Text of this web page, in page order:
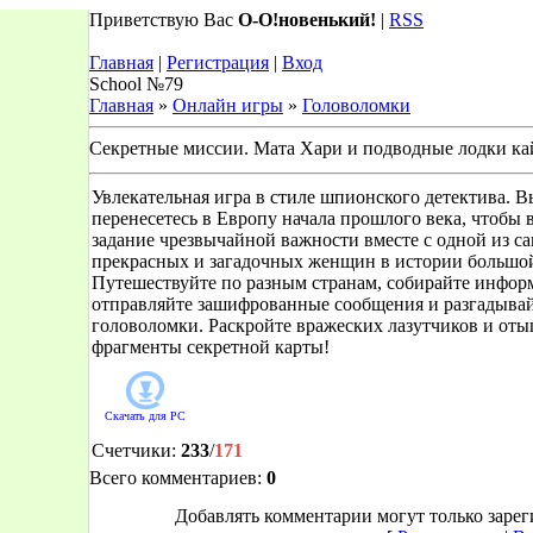
Приветствую Вас О-О!новенький! | RSS
Главная | Регистрация | Вход
School №79
Главная » Онлайн игры » Головоломки
Секретные миссии. Мата Хари и подводные лодки
Увлекательная игра в стиле шпионского детектива.
перенесетесь в Европу начала прошлого века, чтобы
задание чрезвычайной важности вместе с одной из
прекрасных и загадочных женщин в истории
Путешествуйте по разным странам, собирайте
отправляйте зашифрованные сообщения и
головоломки. Раскройте вражеских лазутчиков и
фрагменты секретной карты!
Скачать для PC
Счетчики: 233/171
Всего комментариев: 0
Добавлять комментарии могут только